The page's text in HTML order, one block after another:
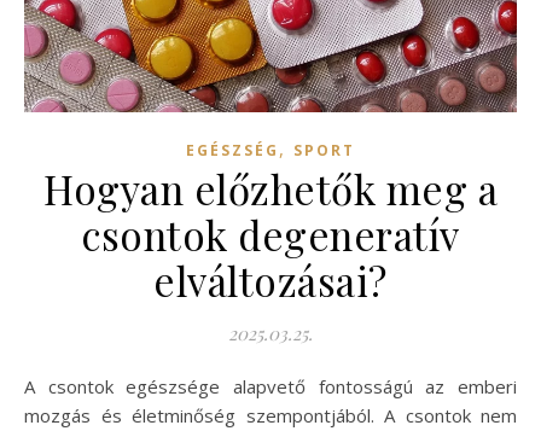
EGÉSZSÉG , SPORT
Hogyan előzhetők meg a
csontok degeneratív
elváltozásai?
2025.03.25.
A csontok egészsége alapvető fontosságú az emberi
mozgás és életminőség szempontjából. A csontok nem